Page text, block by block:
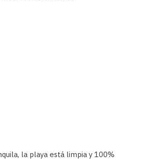
la playa está limpia y 100%